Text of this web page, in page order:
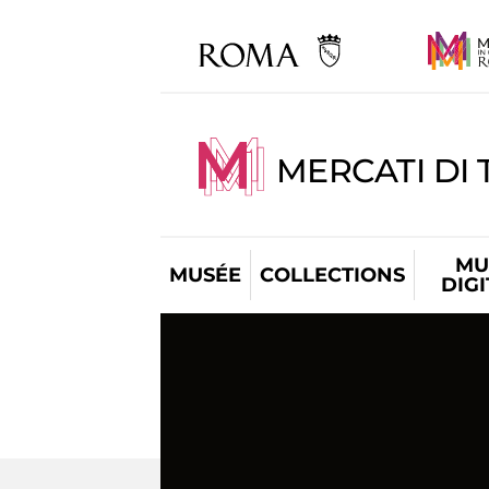
MERCATI DI
MUSÉE COLLECTIONS